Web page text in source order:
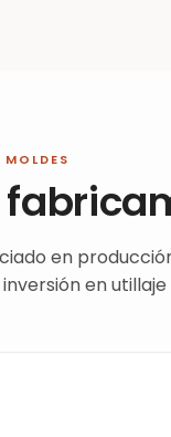
en
en